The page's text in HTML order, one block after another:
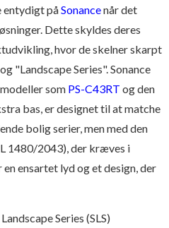
entydigt påSonancenår det
Dette skyldes deres
hvor de skelner skarpt
"Landscape Series". Sonance
som PS-C43RT og den
bas, er designet til at matche
bolig serier, men med den
1480/2043), der kræves i
ensartet lyd og et design, der
Series (SLS)